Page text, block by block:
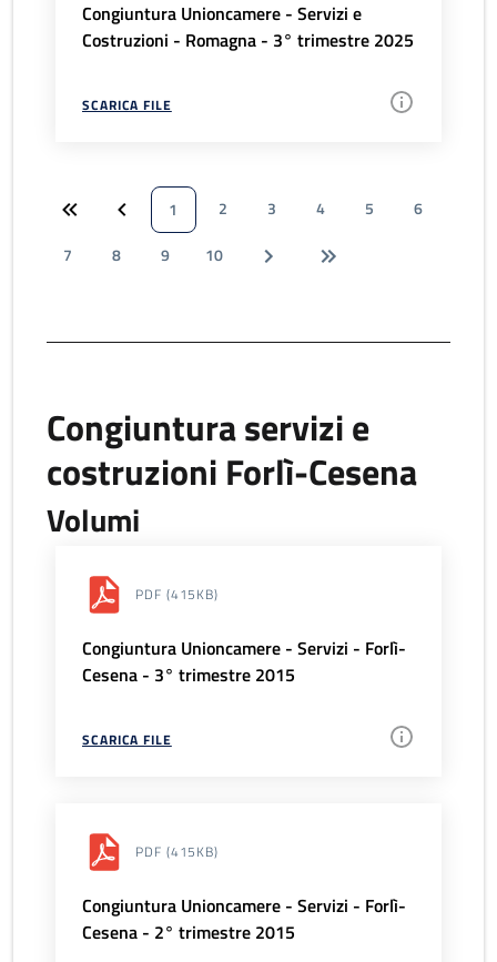
Congiuntura Unioncamere - Servizi e
Costruzioni - Romagna - 3° trimestre 2025
SCARICA FILE
1 2 3 4 5
6
7
8 9 10
Congiuntura servizi e
costruzioni Forlì-Cesena
Volumi
PDF (415KB)
Congiuntura Unioncamere - Servizi - Forlì-
Cesena - 3° trimestre 2015
SCARICA FILE
PDF (415KB)
Congiuntura Unioncamere - Servizi - Forlì-
Cesena - 2° trimestre 2015